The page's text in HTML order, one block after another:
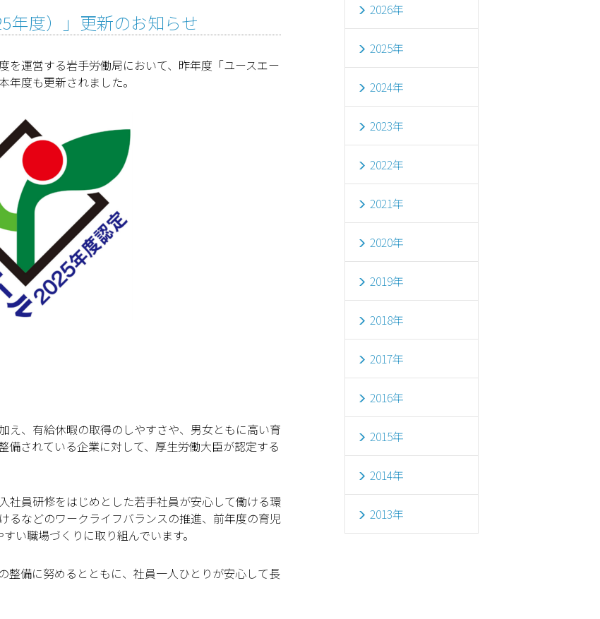
2026年
2025年
2024年
2023年
2022年
2021年
2020年
2019年
2018年
2017年
2016年
2015年
2014年
2013年
年度）」更新のお知らせ
を運営する岩手労働局において、昨年度「ユースエー
年度も更新されました。
え、有給休暇の取得のしやすさや、男女ともに高い育
備されている企業に対して、厚生労働大臣が認定する
社員研修をはじめとした若手社員が安心して働ける環
るなどのワークライフバランスの推進、前年度の育児
い職場づくりに取り組んでいます。
整備に努めるとともに、社員一人ひとりが安心して長